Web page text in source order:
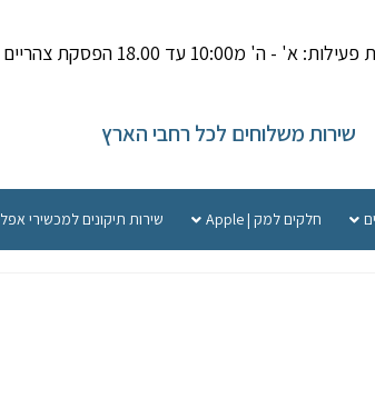
א' - ה' מ10:00 עד 18.00 הפסקת צהריים 14.00-15.000
שירות משלוחים לכל רחבי הארץ
חלקים למק | Apple שירות תיקונים למכשירי אפל